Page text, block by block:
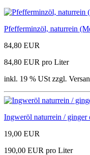
Pfefferminzöl, naturrein
84,80 EUR
84,80 EUR pro Liter
inkl. 19 % USt zzgl.
Ingweröl naturrein / ginger
19,00 EUR
190,00 EUR pro Liter